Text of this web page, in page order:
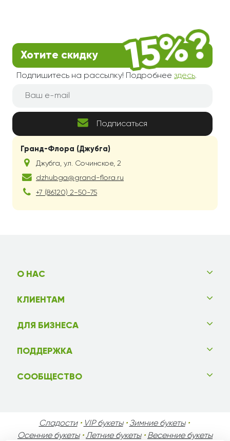
Гранд-Флора (Джубга)
Джубга, ул. Сочинское, 2
dzhubga@grand-flora.ru
+7 (86120) 2-50-75
Хотите скидку
Подпишитесь на рассылку! Подробнее здесь.
Подписаться
О НАС
КЛИЕНТАМ
ДЛЯ БИЗНЕСА
ПОДДЕРЖКА
СООБЩЕСТВО
Сладости• VIP букеты• Зимние букеты•
Осенние букеты•Летние букеты• Весенние букеты